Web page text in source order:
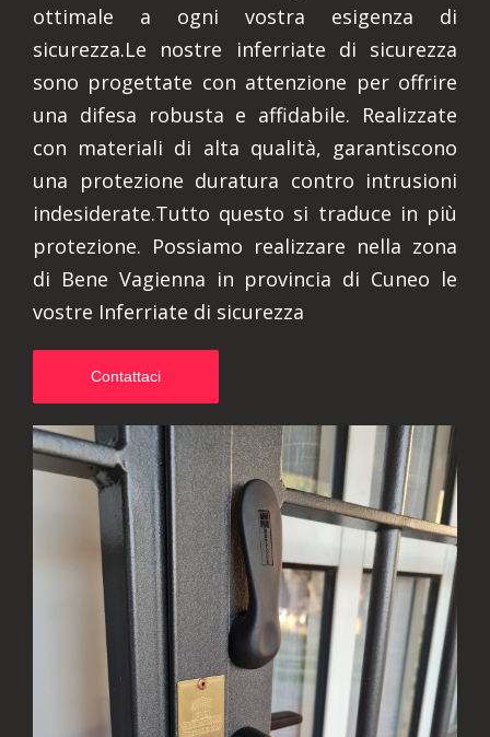
ottimale a ogni vostra esigenza di
sicurezza.Le nostre inferriate di sicurezza
sono progettate con attenzione per offrire
una difesa robusta e affidabile. Realizzate
con materiali di alta qualità, garantiscono
una protezione duratura contro intrusioni
indesiderate.Tutto questo si traduce in più
protezione. Possiamo realizzare nella zona
di Bene Vagienna in provincia di Cuneo le
vostre Inferriate di sicurezza
Contattaci